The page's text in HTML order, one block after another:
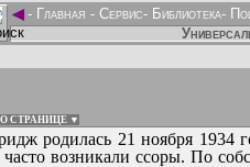
◄- Главная - Сервис- Библиотека-
СТРАНИЦЕ ▼
родилась 21 ноября 1934
возникали ссоры. По